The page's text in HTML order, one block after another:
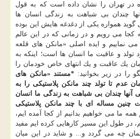
در تهران را نشان داده است كه به قول
چندان بی شباهت به زندگی انسان ها
همواره یكی از دغدغه هایش این بوده
كجا می رویم و در زمانی كه در این عالم
نماییم و ایده اصلی «مانكن های قلعه
و عاقبت ما انسان ها است؛ اینكه به
یك عاقبت و یك انتهای خاص خودمان را
را در زیر بخوانید: *مستند «مانكن های
عدم تا تولد چند مانكن پلاستیكی را به
چندان بی شباهت به زندگی ما انسان
چنین مساله ای با چند مانكن پلاستیكی
ما می خواهیم بدانیم از كجا آمده ایم،
در طول این مسیر كارهایی كرده ایم مفید
چه می گردد و... و شاید در این میان